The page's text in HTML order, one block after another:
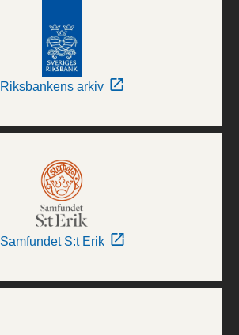
Riksbankens arkiv
Samfundet S:t Erik